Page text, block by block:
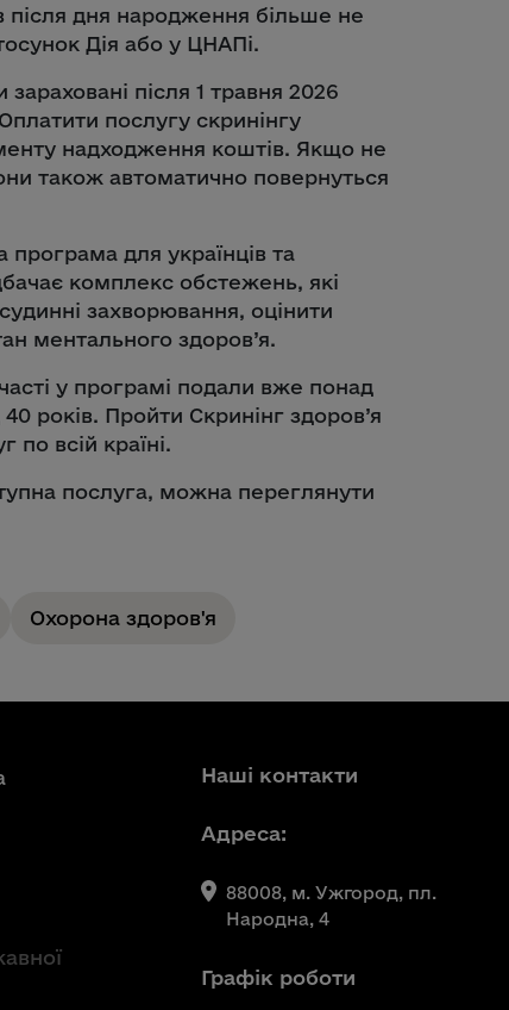
після дня народження більше не
Дія або у ЦНАПі.
після 1 травня 2026
послугу скринінгу
надходження коштів. Якщо не
також автоматично повернуться
програма для українців та
комплекс обстежень, які
захворювання, оцінити
ментального здоров’я.
у програмі подали вже понад
років. Пройти Скринінг здоров’я
всій країні.
послуга, можна переглянути
Охорона здоров'я
Наші контакти
Адреса:
88008, м. Ужгород, пл.
Народна, 4
Графік роботи